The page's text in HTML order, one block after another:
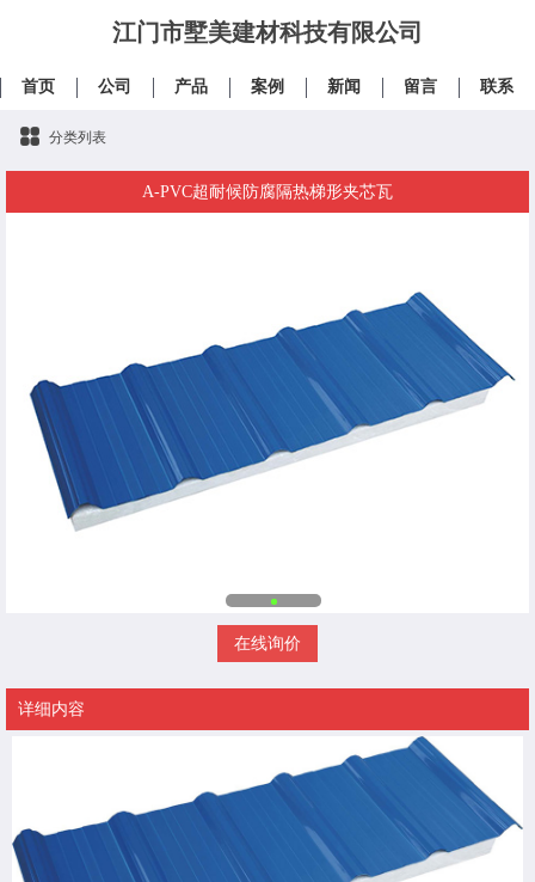
江门市墅美建材科技有限公司
首页 公司 产品 案例 新闻 留言 联系
分类列表
A-PVC超耐候防腐隔热梯形夹芯瓦
在线询价
详细内容